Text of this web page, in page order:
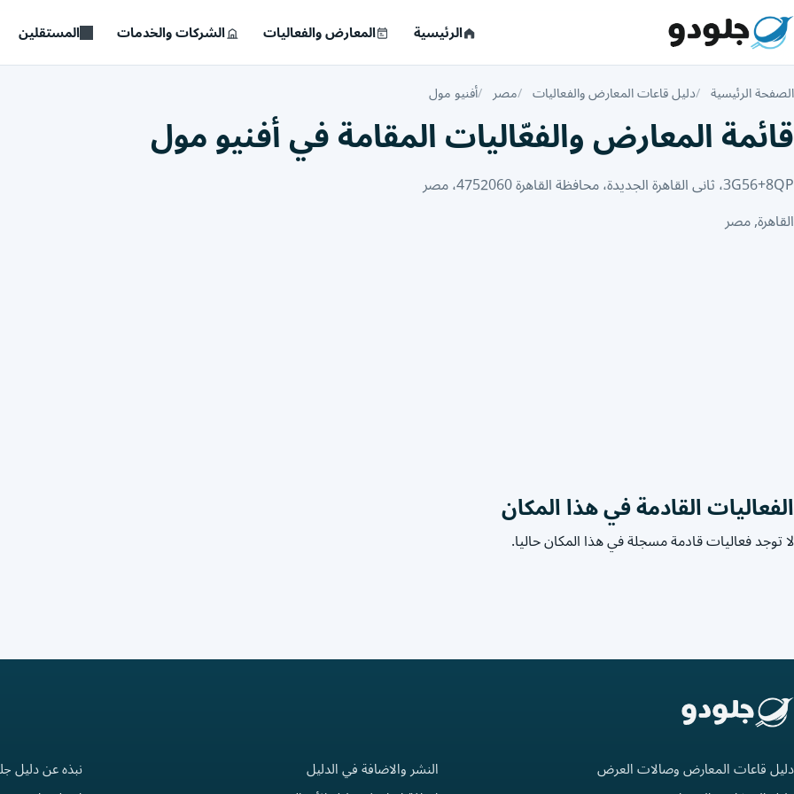
الرئيسية المعارض والفعاليات الشركات والخدمات المستقلين
الصفحة الرئيسية دليل قاعات المعارض والفعاليات مصر أفنيو مول
قائمة المعارض والفعّاليات المقامة في أفنيو مول
3G56+8QP، ثانى القاهرة الجديدة، محافظة القاهرة‬ 4752060، مصر
القاهرة, مصر
الفعاليات القادمة في هذا المكان
لا توجد فعاليات قادمة مسجلة في هذا المكان حاليا.
دليل قاعات المعارض وصالات العرض
النشر والاضافة في الدليل
نبذه عن دليل